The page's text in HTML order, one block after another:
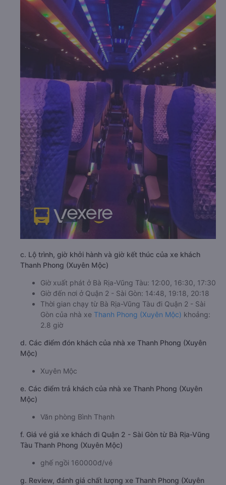
c. Lộ trình, giờ khởi hành và giờ kết thúc của xe khách
Thanh Phong (Xuyên Mộc)
Giờ xuất phát ở Bà Rịa-Vũng Tàu: 12:00, 16:30, 17:30
Giờ đến nơi ở Quận 2 - Sài Gòn: 14:48, 19:18, 20:18
Thời gian chạy từ Bà Rịa-Vũng Tàu đi Quận 2 - Sài
Gòn của nhà xe Thanh Phong (Xuyên Mộc) khoảng:
2.8 giờ
d. Các điểm đón khách của nhà xe Thanh Phong (Xuyên
Mộc)
Xuyên Mộc
e. Các điểm trả khách của nhà xe Thanh Phong (Xuyên
Mộc)
Văn phòng Bình Thạnh
f. Giá vé giá xe khách đi Quận 2 - Sài Gòn từ Bà Rịa-Vũng
Tàu Thanh Phong (Xuyên Mộc)
ghế ngồi 160000đ/vé
g. Review, đánh giá chất lượng xe Thanh Phong (Xuyên